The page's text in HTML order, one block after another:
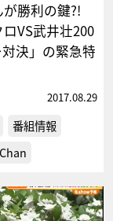
勝利の鍵?!
ロVS武井壮200
決」の緊急特
2017.08.29
番組情報